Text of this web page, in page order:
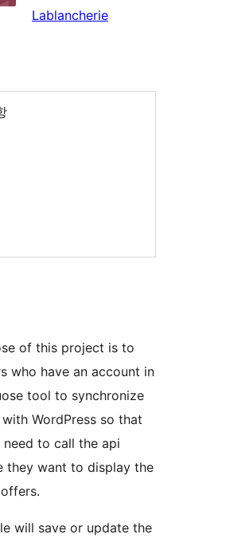
Lablancherie
of this project is to
who have an account in
tool to synchronize
WordPress so that
need to call the api
they want to display the
will save or update the